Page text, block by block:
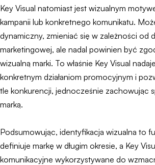
Key Visual natomiast jest wizualnym
kampanii lub konkretnego komunikatu.
dynamiczny, zmieniać się w zależności od
marketingowej, ale nadal powinien być
wizualną marki. To właśnie Key Visual
konkretnym działaniom promocyjnym i
tle konkurencji, jednocześnie zachowując
marką.
Podsumowując, identyfikacja wizualna to
definiuje markę w długim okresie, a Key
komunikacyjne wykorzystywane do